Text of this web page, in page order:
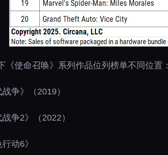
《使命召唤》系列作品位列榜单不同位置：
争》（2019）
争2》（2022）
动6》